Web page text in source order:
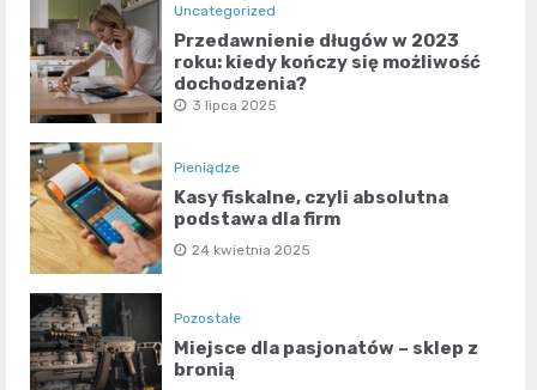
Uncategorized
Przedawnienie długów w 2023
roku: kiedy kończy się możliwość
dochodzenia?
3 lipca 2025
Pieniądze
Kasy fiskalne, czyli absolutna
podstawa dla firm
24 kwietnia 2025
Pozostałe
Miejsce dla pasjonatów – sklep z
bronią